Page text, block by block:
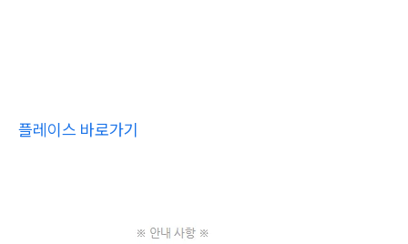
플레이스 바로가기